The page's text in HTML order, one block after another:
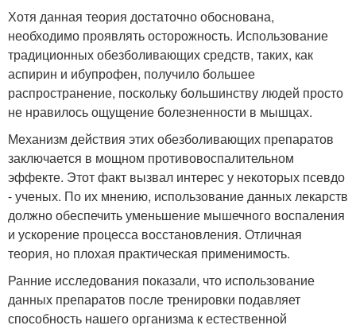
Хотя данная теория достаточно обоснована,
необходимо проявлять осторожность. Использование
традиционных обезболивающих средств, таких, как
аспирин и ибупрофен, получило большее
распространение, поскольку большинству людей просто
не нравилось ощущение болезненности в мышцах.
Механизм действия этих обезболивающих препаратов
заключается в мощном противовоспалительном
эффекте. Этот факт вызвал интерес у некоторых псевдо
- ученых. По их мнению, использование данных лекарств
должно обеспечить уменьшение мышечного воспаления
и ускорение процесса восстановления. Отличная
теория, но плохая практическая применимость.
Ранние исследования показали, что использование
данных препаратов после тренировки подавляет
способность нашего организма к естественной